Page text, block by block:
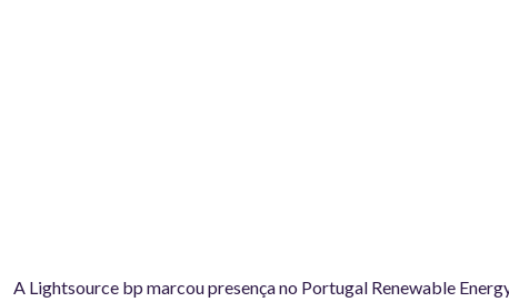
A Lightsource bp marcou presença no Portugal Renewable